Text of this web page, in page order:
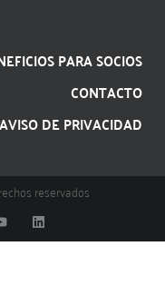
PARA SOCIOS
CONTACTO
AVISO DE PRIVACIDAD
reservados